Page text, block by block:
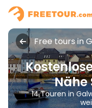
Free tours in
Nähe
14 Touren in